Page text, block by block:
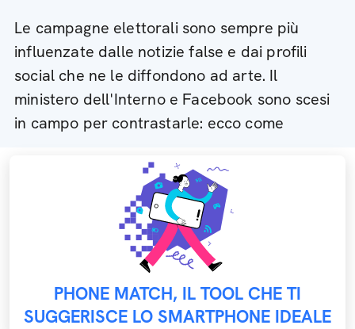
Le campagne elettorali sono sempre più
influenzate dalle notizie false e dai profili
social che ne le diffondono ad arte. Il
ministero dell'Interno e Facebook sono scesi
in campo per contrastarle: ecco come
PHONE MATCH, IL TOOL CHE TI
SUGGERISCE LO SMARTPHONE IDEALE